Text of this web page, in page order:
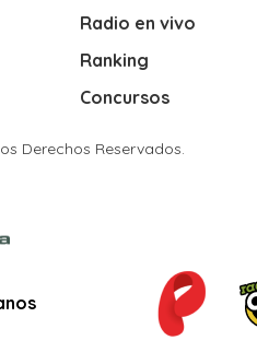
Radio en vivo
Ranking
Concursos
Derechos Reservados.